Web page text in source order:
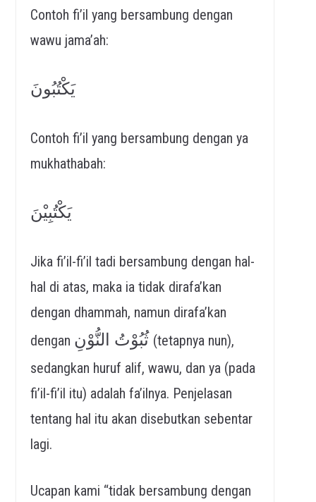
Contoh fi’il yang bersambung dengan
wawu jama’ah:
يَكْتُبُونَ
Contoh fi’il yang bersambung dengan ya
mukhathabah:
يَكْتُبِيْنَ
Jika fi’il-fi’il tadi bersambung dengan hal-
hal di atas, maka ia tidak dirafa’kan
dengan dhammah, namun dirafa’kan
dengan
ثُبُوْتُ النُّوْنِ (tetapnya nun),
sedangkan huruf alif, wawu, dan ya (pada
fi’il-fi’il itu) adalah fa’ilnya. Penjelasan
tentang hal itu akan disebutkan sebentar
lagi.
Ucapan kami “tidak bersambung dengan